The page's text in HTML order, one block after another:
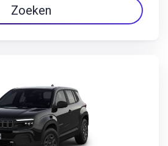
Zoeken